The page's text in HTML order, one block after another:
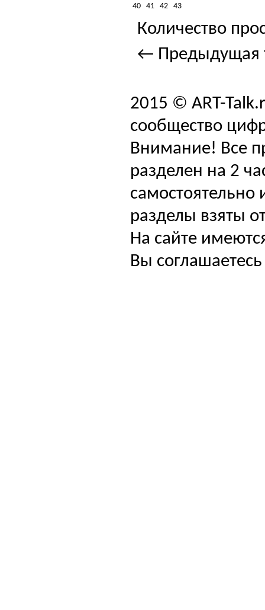
40 41 42 43
Количество
← Предыдущая
2015 © ART-
сообщество
Внимание! Все
разделен на 2
самостоятельно
разделы взяты
На сайте
Вы